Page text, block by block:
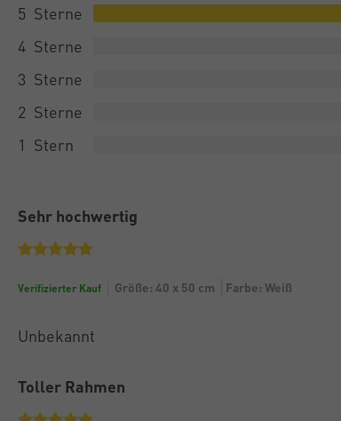
5
4
3
2
1
Sehr hochwertig
Verifizierter Kauf Größe: 40 x 50 cm Farbe: Weiß
Unbekannt
Toller Rahmen